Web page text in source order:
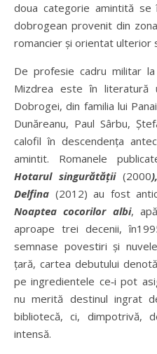
doua categorie amintită se
dobrogean provenit din
romancier și orientat ulterior
De profesie cadru militar
Mizdrea este în literatură
Dobrogei, din familia lui
Dunăreanu, Paul Sârbu,
calofil în descendența
amintit. Romanele
Hotarul singurătății (2000)
Delfina (2012) au fost
Noaptea cocorilor albi,
aproape trei decenii,
semnase povestiri și
țară, cartea debutului
pe ingredientele ce‑i pot
nu merită destinul ingrat
bibliotecă, ci, dimpotrivă,
intensă.